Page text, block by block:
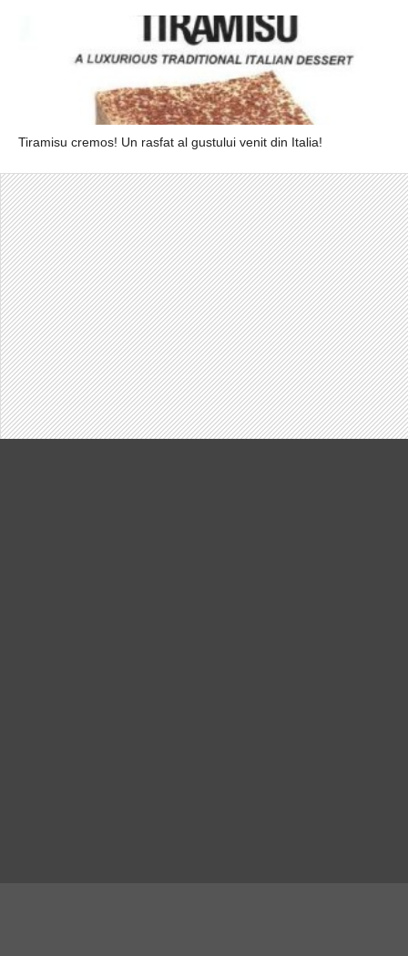
Tiramisu cremos! Un rasfat al gustului venit din Italia!